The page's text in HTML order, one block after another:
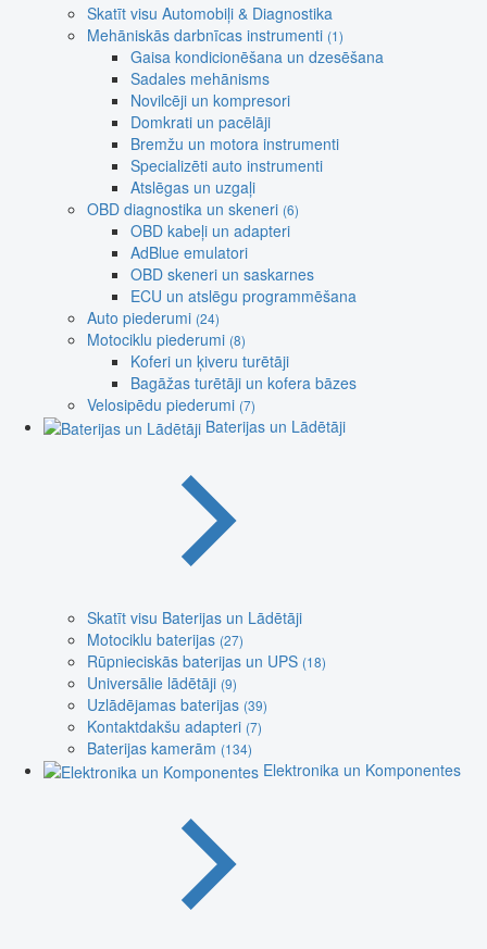
Skatīt visu Automobiļi & Diagnostika
Mehāniskās darbnīcas instrumenti (1)
Gaisa kondicionēšana un dzesēšana
Sadales mehānisms
Novilcēji un kompresori
Domkrati un pacēlāji
Bremžu un motora instrumenti
Specializēti auto instrumenti
Atslēgas un uzgaļi
OBD diagnostika un skeneri (6)
OBD kabeļi un adapteri
AdBlue emulatori
OBD skeneri un saskarnes
ECU un atslēgu programmēšana
Auto piederumi (24)
Motociklu piederumi (8)
Koferi un ķiveru turētāji
Bagāžas turētāji un kofera bāzes
Velosipēdu piederumi (7)
Baterijas un Lādētāji
Skatīt visu Baterijas un Lādētāji
Motociklu baterijas (27)
Rūpnieciskās baterijas un UPS (18)
Universālie lādētāji (9)
Uzlādējamas baterijas (39)
Kontaktdakšu adapteri (7)
Baterijas kamerām (134)
Elektronika un Komponentes